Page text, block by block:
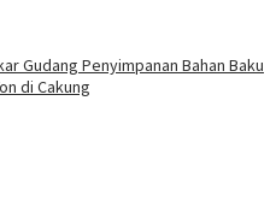
Gudang Penyimpanan Bahan Baku
di Cakung